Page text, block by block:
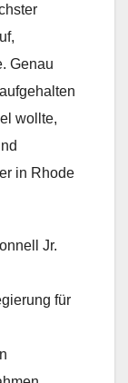
Genau
wollte,
in Rhode
Jr.
für